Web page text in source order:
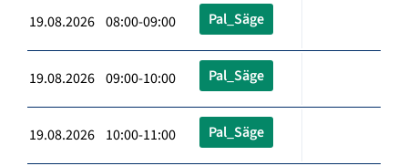
19.08.2026 08:00-09:00 Pal_Säge
19.08.2026 09:00-10:00 Pal_Säge
19.08.2026 10:00-11:00 Pal_Säge